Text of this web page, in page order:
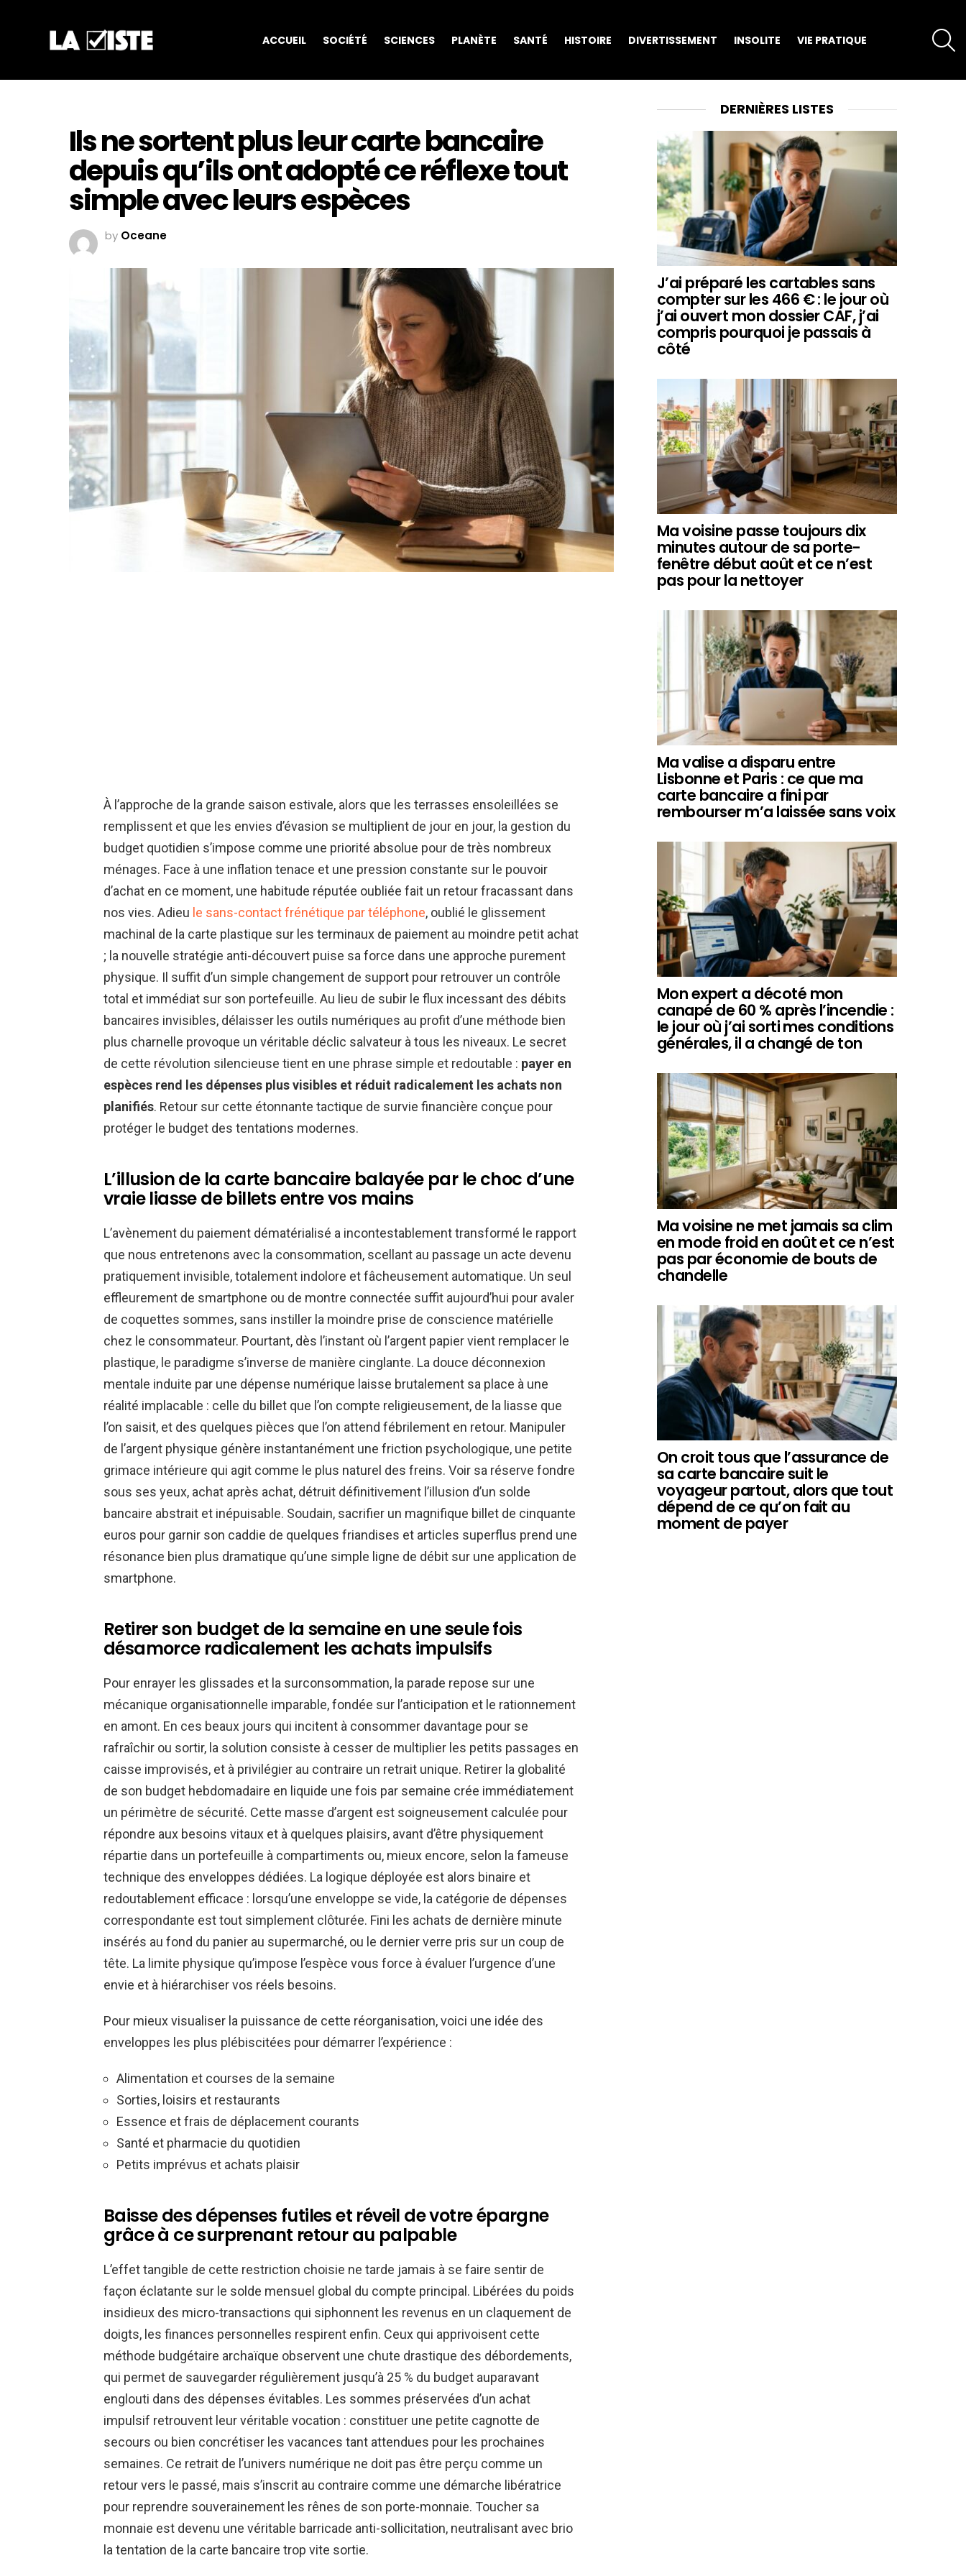
ACCUEIL SOCIÉTÉ SCIENCES PLANÈTE SANTÉ HISTOIRE DIVERTISSEMENT INSOLITE VIE PRATIQUE
Ils ne sortent plus leur carte bancaire
depuis qu’ils ont adopté ce réflexe tout
simple avec leurs espèces
by Oceane
À l’approche de la grande saison estivale, alors que les terrasses ensoleillées se
remplissent et que les envies d’évasion se multiplient de jour en jour, la gestion du
budget quotidien s’impose comme une priorité absolue pour de très nombreux
ménages. Face à une inflation tenace et une pression constante sur le pouvoir
d’achat en ce moment, une habitude réputée oubliée fait un retour fracassant dans
nos vies. Adieu le sans-contact frénétique par téléphone, oublié le glissement
machinal de la carte plastique sur les terminaux de paiement au moindre petit achat
; la nouvelle stratégie anti-découvert puise sa force dans une approche purement
physique. Il suffit d’un simple changement de support pour retrouver un contrôle
total et immédiat sur son portefeuille. Au lieu de subir le flux incessant des débits
bancaires invisibles, délaisser les outils numériques au profit d’une méthode bien
plus charnelle provoque un véritable déclic salvateur à tous les niveaux. Le secret
de cette révolution silencieuse tient en une phrase simple et redoutable : payer en
espèces rend les dépenses plus visibles et réduit radicalement les achats non
planifiés. Retour sur cette étonnante tactique de survie financière conçue pour
protéger le budget des tentations modernes.
L’illusion de la carte bancaire balayée par le choc d’une
vraie liasse de billets entre vos mains
L’avènement du paiement dématérialisé a incontestablement transformé le rapport
que nous entretenons avec la consommation, scellant au passage un acte devenu
pratiquement invisible, totalement indolore et fâcheusement automatique. Un seul
effleurement de smartphone ou de montre connectée suffit aujourd’hui pour avaler
de coquettes sommes, sans instiller la moindre prise de conscience matérielle
chez le consommateur. Pourtant, dès l’instant où l’argent papier vient remplacer le
plastique, le paradigme s’inverse de manière cinglante. La douce déconnexion
mentale induite par une dépense numérique laisse brutalement sa place à une
réalité implacable : celle du billet que l’on compte religieusement, de la liasse que
l’on saisit, et des quelques pièces que l’on attend fébrilement en retour. Manipuler
de l’argent physique génère instantanément une friction psychologique, une petite
grimace intérieure qui agit comme le plus naturel des freins. Voir sa réserve fondre
sous ses yeux, achat après achat, détruit définitivement l’illusion d’un solde
bancaire abstrait et inépuisable. Soudain, sacrifier un magnifique billet de cinquante
euros pour garnir son caddie de quelques friandises et articles superflus prend une
résonance bien plus dramatique qu’une simple ligne de débit sur une application de
smartphone.
Retirer son budget de la semaine en une seule fois
désamorce radicalement les achats impulsifs
Pour enrayer les glissades et la surconsommation, la parade repose sur une
mécanique organisationnelle imparable, fondée sur l’anticipation et le rationnement
en amont. En ces beaux jours qui incitent à consommer davantage pour se
rafraîchir ou sortir, la solution consiste à cesser de multiplier les petits passages en
caisse improvisés, et à privilégier au contraire un retrait unique. Retirer la globalité
de son budget hebdomadaire en liquide une fois par semaine crée immédiatement
un périmètre de sécurité. Cette masse d’argent est soigneusement calculée pour
répondre aux besoins vitaux et à quelques plaisirs, avant d’être physiquement
répartie dans un portefeuille à compartiments ou, mieux encore, selon la fameuse
technique des enveloppes dédiées. La logique déployée est alors binaire et
redoutablement efficace : lorsqu’une enveloppe se vide, la catégorie de dépenses
correspondante est tout simplement clôturée. Fini les achats de dernière minute
insérés au fond du panier au supermarché, ou le dernier verre pris sur un coup de
tête. La limite physique qu’impose l’espèce vous force à évaluer l’urgence d’une
envie et à hiérarchiser vos réels besoins.
Pour mieux visualiser la puissance de cette réorganisation, voici une idée des
enveloppes les plus plébiscitées pour démarrer l’expérience :
Alimentation et courses de la semaine
Sorties, loisirs et restaurants
Essence et frais de déplacement courants
Santé et pharmacie du quotidien
Petits imprévus et achats plaisir
Baisse des dépenses futiles et réveil de votre épargne
grâce à ce surprenant retour au palpable
L’effet tangible de cette restriction choisie ne tarde jamais à se faire sentir de
façon éclatante sur le solde mensuel global du compte principal. Libérées du poids
insidieux des micro-transactions qui siphonnent les revenus en un claquement de
doigts, les finances personnelles respirent enfin. Ceux qui apprivoisent cette
méthode budgétaire archaïque observent une chute drastique des débordements,
qui permet de sauvegarder régulièrement jusqu’à 25 % du budget auparavant
englouti dans des dépenses évitables. Les sommes préservées d’un achat
impulsif retrouvent leur véritable vocation : constituer une petite cagnotte de
secours ou bien concrétiser les vacances tant attendues pour les prochaines
semaines. Ce retrait de l’univers numérique ne doit pas être perçu comme un
retour vers le passé, mais s’inscrit au contraire comme une démarche libératrice
pour reprendre souverainement les rênes de son porte-monnaie. Toucher sa
monnaie est devenu une véritable barricade anti-sollicitation, neutralisant avec brio
la tentation de la carte bancaire trop vite sortie.
DERNIÈRES LISTES
J’ai préparé les cartables sans
compter sur les 466 € : le jour où
j’ai ouvert mon dossier CAF, j’ai
compris pourquoi je passais à
côté
Ma voisine passe toujours dix
minutes autour de sa porte-
fenêtre début août et ce n’est
pas pour la nettoyer
Ma valise a disparu entre
Lisbonne et Paris : ce que ma
carte bancaire a fini par
rembourser m’a laissée sans voix
Mon expert a décoté mon
canapé de 60 % après l’incendie :
le jour où j’ai sorti mes conditions
générales, il a changé de ton
Ma voisine ne met jamais sa clim
en mode froid en août et ce n’est
pas par économie de bouts de
chandelle
On croit tous que l’assurance de
sa carte bancaire suit le
voyageur partout, alors que tout
dépend de ce qu’on fait au
moment de payer